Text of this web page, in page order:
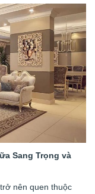
Sang Trọng và
nên quen thuộc